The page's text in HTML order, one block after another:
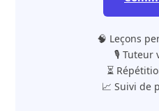
🧠 Leçons
🎙️ Tuteur
⏳
📈 Suivi de